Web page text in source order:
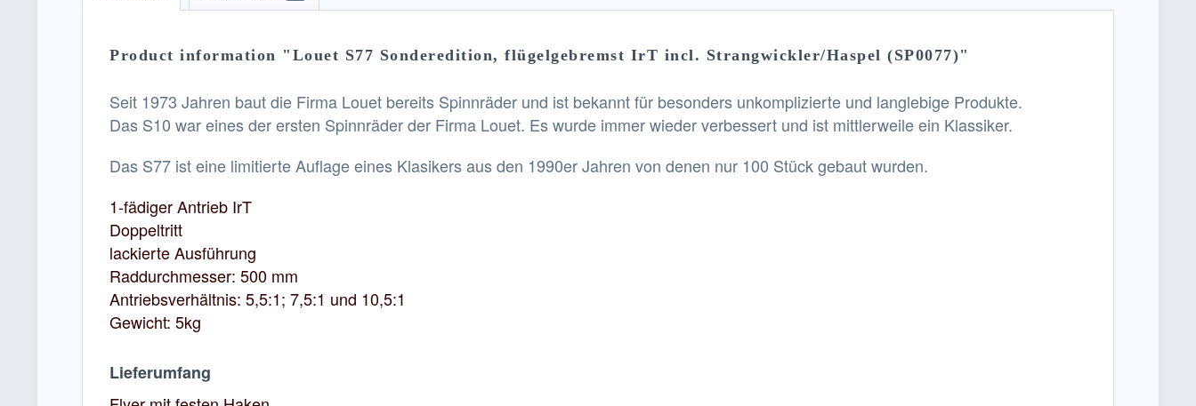
Product information "Louet S77 Sonderedition, flügelgebremst IrT incl. Strangwickler/Haspel (SP0077)"
Seit 1973 Jahren baut die Firma Louet bereits Spinnräder und ist bekannt für besonders unkomplizierte und langlebige Produkte.
Das S10 war eines der ersten Spinnräder der Firma Louet. Es wurde immer wieder verbessert und ist mittlerweile ein Klassiker.
Das S77 ist eine limitierte Auflage eines Klasikers aus den 1990er Jahren von denen nur 100 Stück gebaut wurden.
1-fädiger Antrieb IrT
Doppeltritt
lackierte Ausführung
Raddurchmesser: 500 mm
Antriebsverhältnis: 5,5:1; 7,5:1 und 10,5:1
Gewicht: 5kg
Lieferumfang